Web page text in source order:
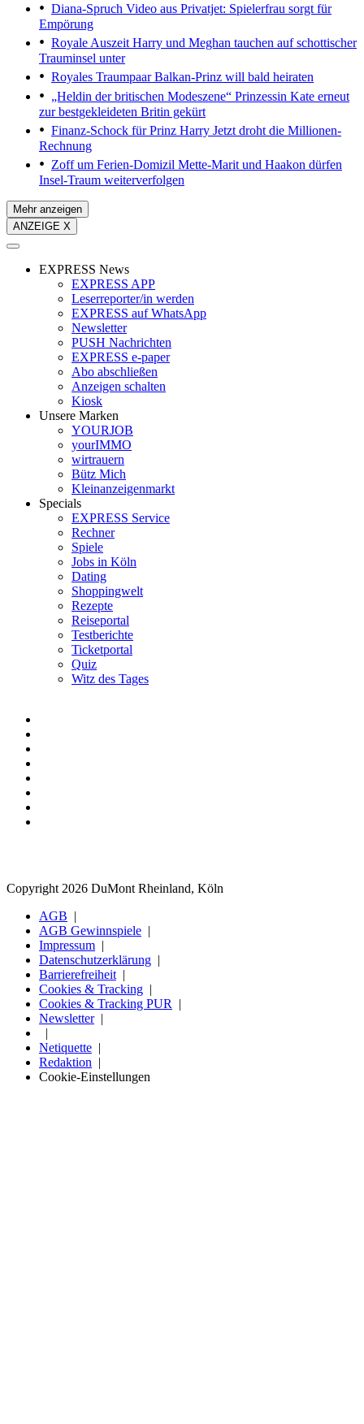
Diana-Spruch Video aus Privatjet: Spielerfrau sorgt für
Empörung
Royale Auszeit Harry und Meghan tauchen auf schottischer
Trauminsel unter
Royales TraumpaarBalkan-Prinz will bald heiraten
„Heldin der britischen Modeszene“ Prinzessin Kate erneut
zur bestgekleideten Britin gekürt
Finanz-Schock für Prinz Harry Jetzt droht die Millionen-
Rechnung
Zoff um Ferien-Domizil Mette-Marit und Haakon dürfen
Insel-Traum weiterverfolgen
Mehr anzeigen
ANZEIGE X
EXPRESS News
EXPRESS APP
Leserreporter/in werden
EXPRESS auf WhatsApp
Newsletter
PUSH Nachrichten
EXPRESS e-paper
Abo abschließen
Anzeigen schalten
Kiosk
Unsere Marken
YOURJOB
yourIMMO
wirtrauern
Bütz Mich
Kleinanzeigenmarkt
Specials
EXPRESS Service
Rechner
Spiele
Jobs in Köln
Dating
Shoppingwelt
Rezepte
Reiseportal
Testberichte
Ticketportal
Quiz
Witz des Tages
Copyright 2026 DuMont Rheinland, Köln
AGB
AGB Gewinnspiele
Impressum
Datenschutzerklärung
Barrierefreiheit
Cookies & Tracking
Cookies & Tracking PUR
Newsletter
Netiquette
Redaktion
Cookie-Einstellungen